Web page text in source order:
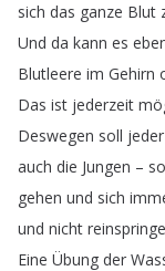
sich das ganze Blut
Und da kann es
Blutleere im Gehirn
Das ist jederzeit
Deswegen soll jeder
auch die Jungen –
gehen und sich
und nicht
Eine Übung der